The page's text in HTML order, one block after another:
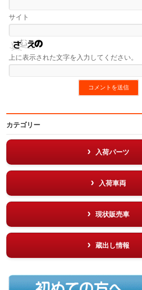
サイト
上に表示された文字を入力してください。
カテゴリー
入荷パーツ
入荷車両
現状販売車
蔵出し情報